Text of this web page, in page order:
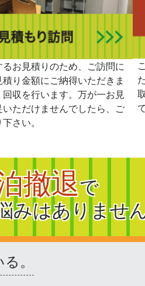
お見積りのため、ご訪問に
り金額にご納得いただきま
回収を行います。万が一お見
ただけませんでしたら、ご
さい。
撤退で
みはありませ
。